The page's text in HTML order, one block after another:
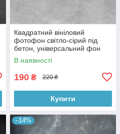
Квадратний вініловий
фотофон світло-сірий під
бетон, універсальний фон
для зйомки, 60x60 см,
№550478
В наявності
190 ₴ 220 ₴
Купити
–14%